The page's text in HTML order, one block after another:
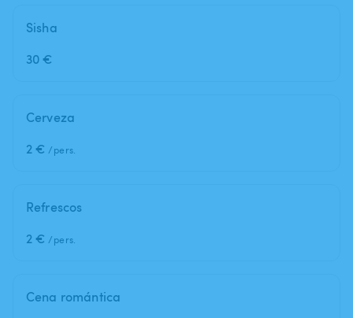
Sisha
30 €
Cerveza
2 € /pers.
Refrescos
2 € /pers.
Cena romántica